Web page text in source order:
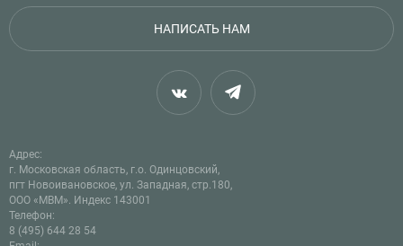
НАПИСАТЬ НАМ
Адрес:
г. Московская область, г.о. Одинцовский,
пгт Новоивановское, ул. Западная, стр.180,
ООО «МВМ». Индекс 143001
Телефон:
8 (495) 644 28 54